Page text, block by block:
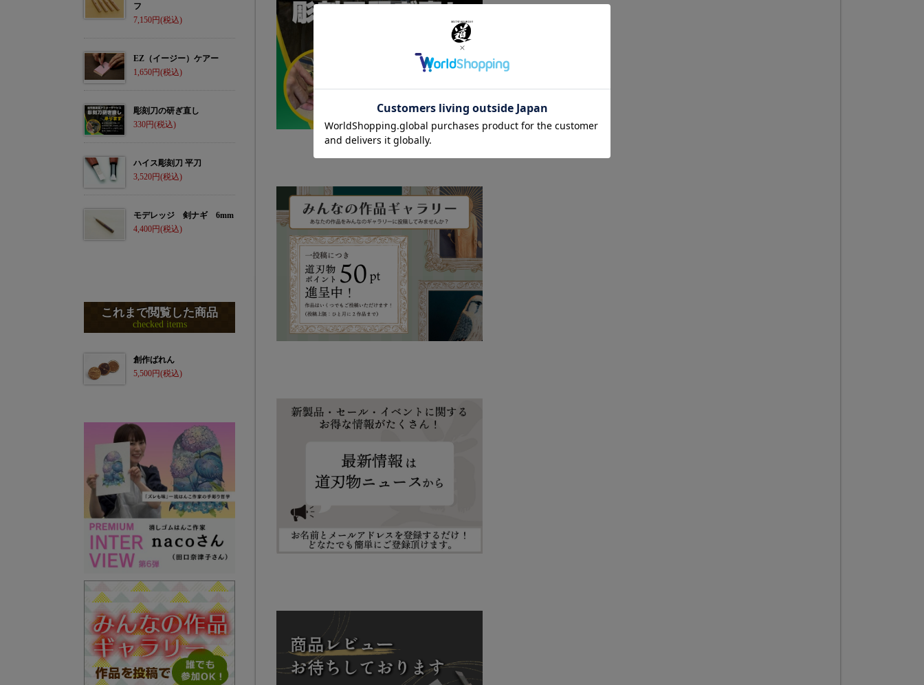
フ
7,150
EZ（イージー）ケアー
1,650
彫刻刀の研ぎ直し
330
ハイス彫刻刀 平刀
3,520
モデレッジ 剣ナギ 6mm
4,400
これまで閲覧した商品
checked items
創作ばれん
5,500